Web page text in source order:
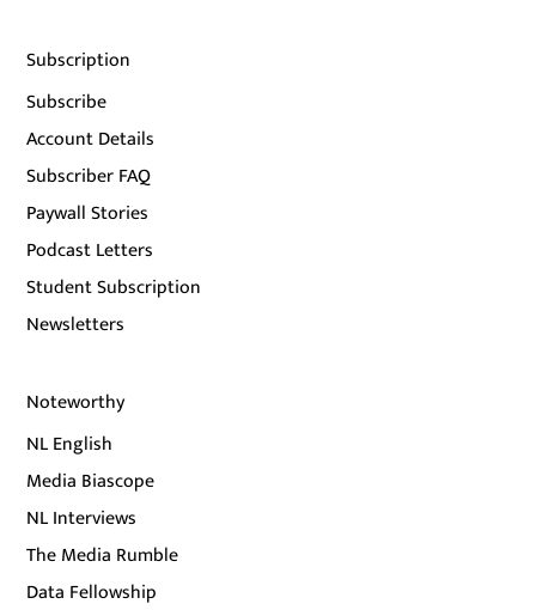
Subscription
Subscribe
Account Details
Subscriber FAQ
Paywall Stories
Podcast Letters
Student Subscription
Newsletters
Noteworthy
NL English
Media Biascope
NL Interviews
The Media Rumble
Data Fellowship